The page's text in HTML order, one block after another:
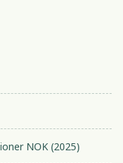
NOK (2025)